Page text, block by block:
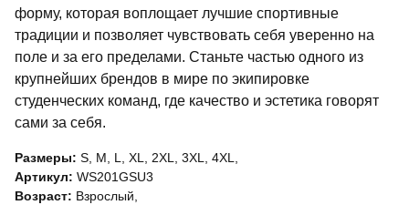
форму, которая воплощает лучшие спортивные
традиции и позволяет чувствовать себя уверенно на
поле и за его пределами. Станьте частью одного из
крупнейших брендов в мире по экипировке
студенческих команд, где качество и эстетика говорят
сами за себя.
Размеры: S M L XL 2XL 3XL 4XL
Артикул: WS201GSU3
Возраст: Взрослый